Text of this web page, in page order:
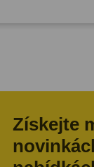
Získejte